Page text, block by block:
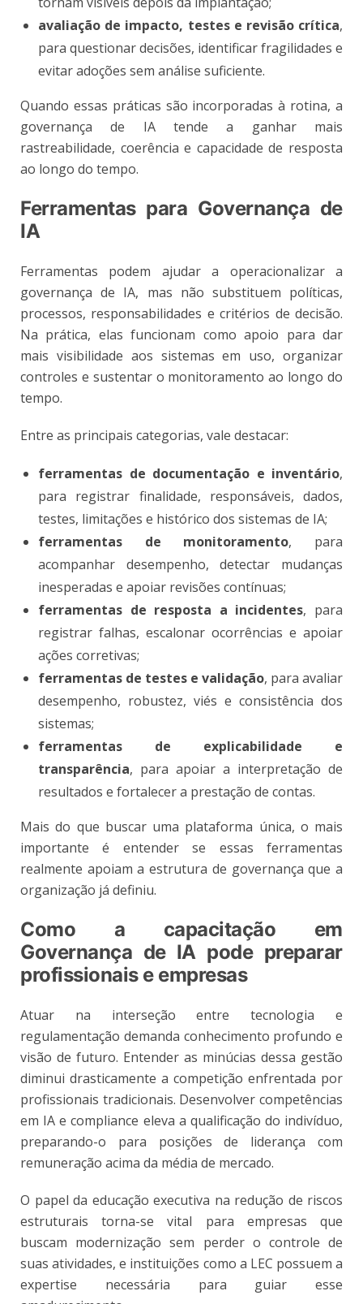
avaliação de impacto, testes e revisão crítica,
para questionar decisões, identificar fragilidades e
evitar adoções sem análise suficiente.
Quando essas práticas são incorporadas à rotina, a
governança de IA tende a ganhar mais
rastreabilidade, coerência e capacidade de resposta
ao longo do tempo.
Ferramentas para Governança de
IA
Ferramentas podem ajudar a operacionalizar a
governança de IA, mas não substituem políticas,
processos, responsabilidades e critérios de decisão.
Na prática, elas funcionam como apoio para dar
mais visibilidade aos sistemas em uso, organizar
controles e sustentar o monitoramento ao longo do
tempo.
Entre as principais categorias, vale destacar:
ferramentas de documentação e inventário,
para registrar finalidade, responsáveis, dados,
testes, limitações e histórico dos sistemas de IA;
ferramentas de monitoramento, para
acompanhar desempenho, detectar mudanças
inesperadas e apoiar revisões contínuas;
ferramentas de resposta a incidentes, para
registrar falhas, escalonar ocorrências e apoiar
ações corretivas;
ferramentas de testes e validação, para avaliar
desempenho, robustez, viés e consistência dos
sistemas;
ferramentas de explicabilidade e
transparência, para apoiar a interpretação de
resultados e fortalecer a prestação de contas.
Mais do que buscar uma plataforma única, o mais
importante é entender se essas ferramentas
realmente apoiam a estrutura de governança que a
organização já definiu.
Como a capacitação em
Governança de IA pode preparar
profissionais e empresas
Atuar na interseção entre tecnologia e
regulamentação demanda conhecimento profundo e
visão de futuro. Entender as minúcias dessa gestão
diminui drasticamente a competição enfrentada por
profissionais tradicionais. Desenvolver competências
em IA e compliance eleva a qualificação do indivíduo,
preparando-o para posições de liderança com
remuneração acima da média de mercado.
O papel da educação executiva na redução de riscos
estruturais torna-se vital para empresas que
buscam modernização sem perder o controle de
suas atividades, e instituições como a LEC possuem a
expertise necessária para guiar esse